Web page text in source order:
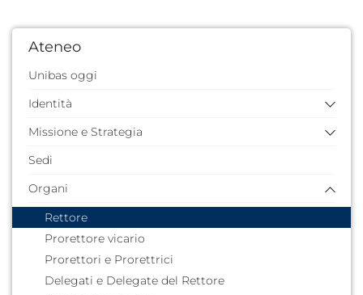
Ateneo
Unibas oggi
Identità
Storia dell'Ateneo
Quarantennale
Missione e Strategia
Missione e valori
Piano Strategico 2024/2026
Comitato Strategico di Ateneo
Analisi e cruscotti
Contributi e idee
Sedi
Organi
Rettore
Prorettore vicario
Prorettori e Prorettrici
Delegati e Delegate del Rettore